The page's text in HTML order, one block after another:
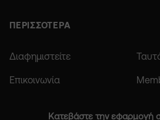
ΠΕΡΙΣΣΟΤΕΡΑ
Διαφημιστείτε
Επικοινωνία
Κατεβάστε την εφαρμογή